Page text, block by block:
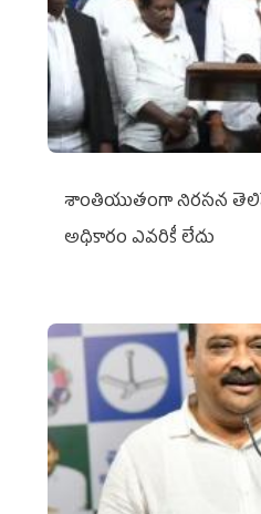
శాంతియుతంగా నిరసన
అధికారం ఎవరికీ లేదు